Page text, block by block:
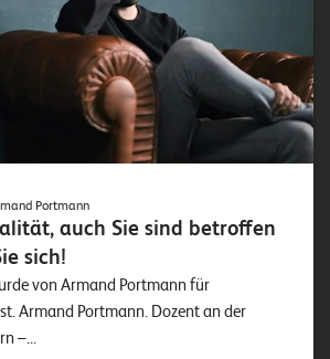
Portmann
auch Sie sind betroffen
sich!
von Armand Portmann für
Armand Portmann. Dozent an der
–...